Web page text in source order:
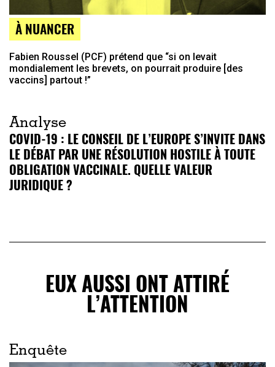
À NUANCER
Fabien Roussel (PCF) prétend que “si on levait
mondialement les brevets, on pourrait produire [des
vaccins] partout !”
Analyse
COVID-19 : LE CONSEIL DE L’EUROPE S’INVITE DANS
LE DÉBAT PAR UNE RÉSOLUTION HOSTILE À TOUTE
OBLIGATION VACCINALE. QUELLE VALEUR
JURIDIQUE ?
EUX AUSSI ONT ATTIRÉ
L’ATTENTION
Enquête